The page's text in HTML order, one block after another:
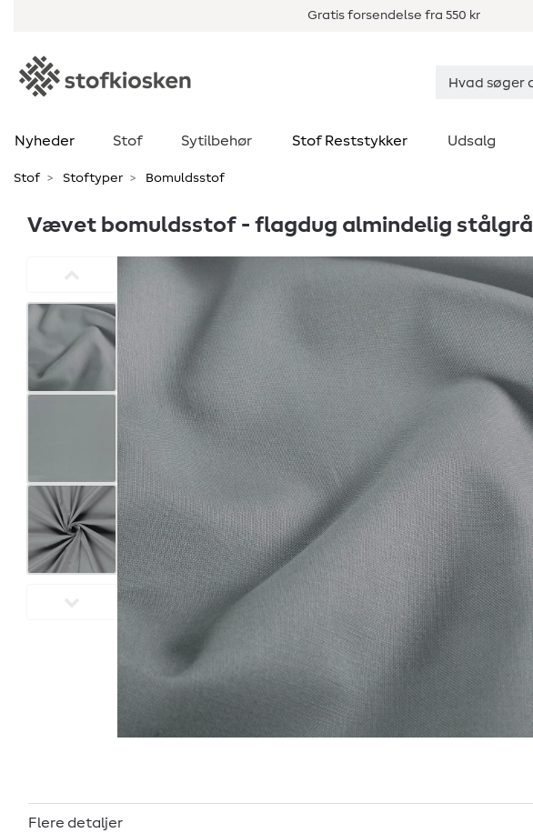
Gratis forsendelse fra 550 kr
Nyheder Stof Sytilbehør Stof Reststykker Udsalg
Stof Stoftyper Bomuldsstof
Vævet bomuldsstof - flagdug almindelig stålgrå
Flere detaljer